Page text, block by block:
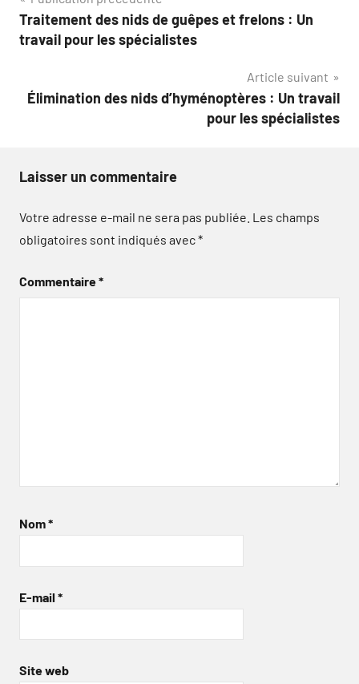
de
Traitement des nids de guêpes et frelons : Un
travail pour les spécialistes
Article suivant
Élimination des nids d’hyménoptères : Un travail
pour les spécialistes
Laisser un commentaire
Votre adresse e-mail ne sera pas publiée. Les champs
obligatoires sont indiqués avec*
Commentaire*
Nom*
E-mail *
Site web